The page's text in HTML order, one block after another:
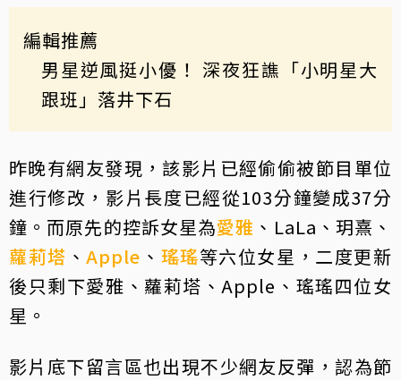
編輯推薦
男星逆風挺小優！ 深夜狂譙「小明星大
跟班」落井下石
昨晚有網友發現，該影片已經偷偷被節目單位
進行修改，影片長度已經從103分鐘變成37分
鐘。而原先的控訴女星為愛雅 、LaLa、玥熹、
蘿莉塔 、Apple 、 瑤瑤等六位女星，二度更新
後只剩下愛雅、蘿莉塔、Apple、瑤瑤四位女
星。
影片底下留言區也出現不少網友反彈，認為節